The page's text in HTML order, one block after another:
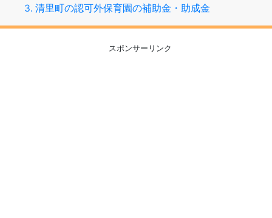
3. 清里町の認可外保育園の補助金・助成金
スポンサーリンク